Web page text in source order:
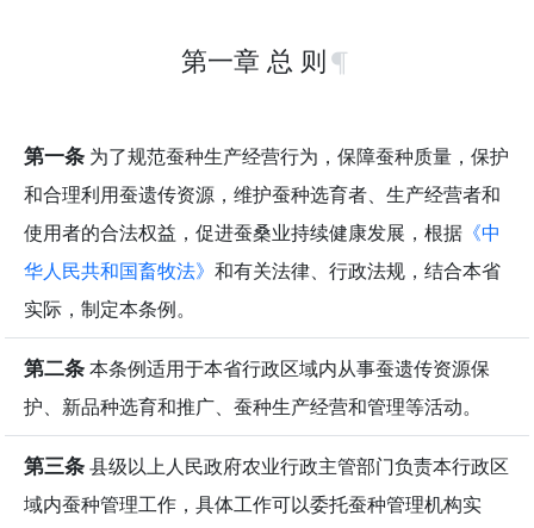
第一章 总 则
第一条 为了规范蚕种生产经营行为，保障蚕种质量，保护
和合理利用蚕遗传资源，维护蚕种选育者、生产经营者和
使用者的合法权益，促进蚕桑业持续健康发展，根据 《中
华人民共和国畜牧法》 和有关法律、行政法规，结合本省
实际，制定本条例。
第二条本条例适用于本省行政区域内从事蚕遗传资源保
护、新品种选育和推广、蚕种生产经营和管理等活动。
第三条县级以上人民政府农业行政主管部门负责本行政区
域内蚕种管理工作，具体工作可以委托蚕种管理机构实